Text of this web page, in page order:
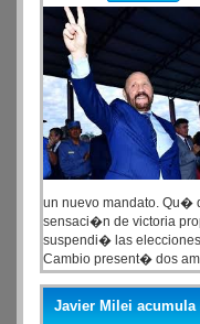
asesinato de Cristina
un nuevo mandato. Qu�
sensaci�n de victoria
suspendi� las
Cambio present� dos
suspender las
junio el gobernador
consecutivo.
Javier Milei